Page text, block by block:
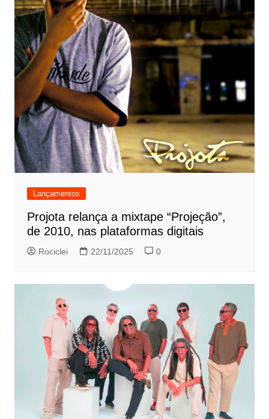
Lançamentos
Projota relança a mixtape “Projeção”,
de 2010, nas plataformas digitais
Rociclei 22/11/2025 0